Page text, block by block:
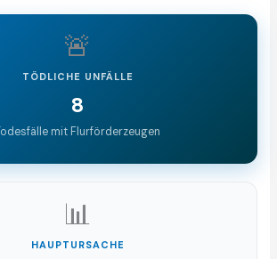
🚨
TÖDLICHE UNFÄLLE
8
mit Flurförderzeugen
📊
HAUPTURSACHE